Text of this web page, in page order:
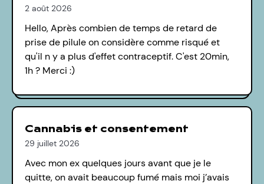
2 août 2026
Hello, Après combien de temps de retard de
prise de pilule on considère comme risqué et
qu'il n y a plus d'effet contraceptif. C'est 20min,
1h ? Merci :)
Cannabis et consentement
29 juillet 2026
Avec mon ex quelques jours avant que je le
quitte, on avait beaucoup fumé mais moi j’avais